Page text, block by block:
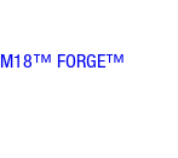
M18™ FORGE™